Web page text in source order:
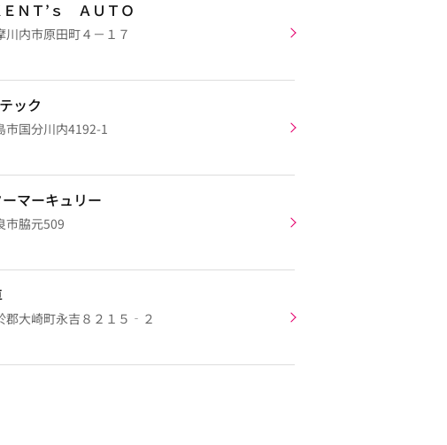
ＮＴ’ｓ ＡＵＴＯ
川内市原田町４－１７
ック
市国分川内4192-1
マーキュリー
市脇元509
郡大崎町永吉８２１５‐２